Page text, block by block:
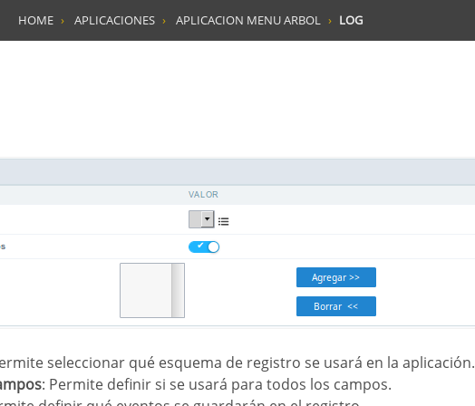
HOME APLICACIONES APLICACION MENU ARBOL LOG
seleccionar qué esquema de registro se usará en la aplicación.
: Permite definir si se usará para todos los campos.